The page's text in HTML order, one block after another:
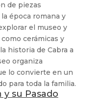
de piezas
época romana y
el museo y
cerámicas y
historia de Cabra a
organiza
lo convierte en un
para toda la familia.
y su Pasado